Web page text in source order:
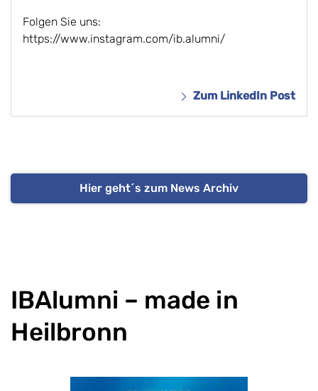
Folgen Sie uns:
https://www.instagram.com/ib.alumni/
Zum LinkedIn Post
Hier geht´s zum News Archiv
IBAlumni – made in
Heilbronn